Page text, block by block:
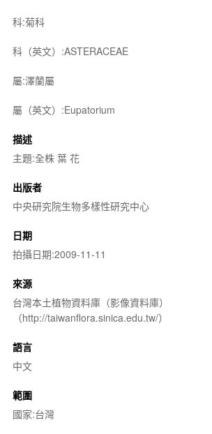
科:菊科
科（英文）:ASTERACEAE
屬:澤蘭屬
屬（英文）:Eupatorium
描述
主題:全株 葉 花
出版者
中央研究院生物多樣性研究中心
日期
拍攝日期:2009-11-11
來源
台灣本土植物資料庫（影像資料庫）
（http://taiwanflora.sinica.edu.tw/）
語言
中文
範圍
國家:台灣